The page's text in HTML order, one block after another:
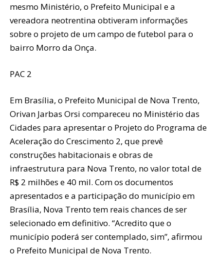
mesmo Ministério, o Prefeito Municipal e a
vereadora neotrentina obtiveram informações
sobre o projeto de um campo de futebol para o
bairro Morro da Onça.
PAC 2
Em Brasília, o Prefeito Municipal de Nova Trento,
Orivan Jarbas Orsi compareceu no Ministério das
Cidades para apresentar o Projeto do Programa de
Aceleração do Crescimento 2, que prevê
construções habitacionais e obras de
infraestrutura para Nova Trento, no valor total de
R$ 2 milhões e 40 mil. Com os documentos
apresentados e a participação do município em
Brasília, Nova Trento tem reais chances de ser
selecionado em definitivo. “Acredito que o
município poderá ser contemplado, sim”, afirmou
o Prefeito Municipal de Nova Trento.